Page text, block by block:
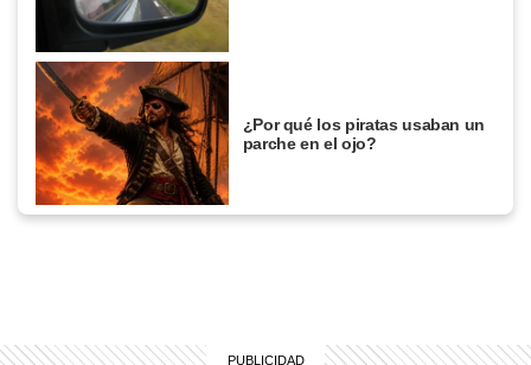
¿Por qué los piratas usaban un
parche en el ojo?